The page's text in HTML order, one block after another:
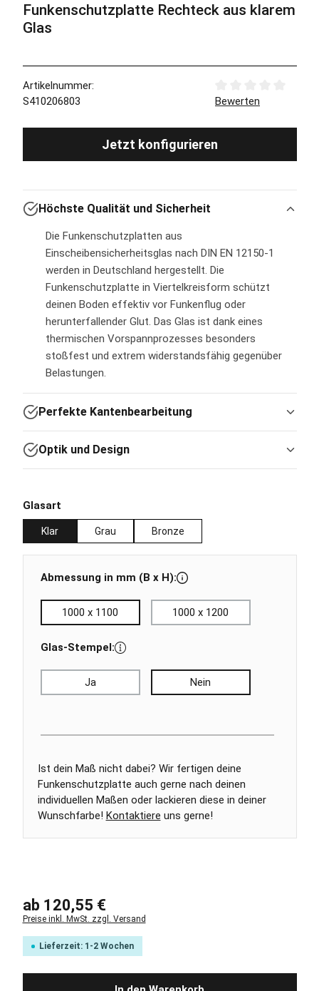
Funkenschutzplatte Rechteck aus klarem
Glas
Artikelnummer:
S410206803
Durchschnittliche
Bewerten
Jetzt konfigurieren
Höchste Qualität und Sicherheit
Die Funkenschutzplatten aus
Einscheibensicherheitsglas nach DIN EN 12150-1
werden in Deutschland hergestellt. Die
Funkenschutzplatte in Viertelkreisform schützt
deinen Boden effektiv vor Funkenflug oder
herunterfallender Glut. Das Glas ist dank eines
thermischen Vorspannprozesses besonders
stoßfest und extrem widerstandsfähig gegenüber
Belastungen.
Perfekte Kantenbearbeitung
Optik und Design
Regulärer Preis:
ab 120,55 €
Preise inkl. MwSt. zzgl. Versand
Lieferzeit: 1-2 Wochen
Glasartauswählen
Klar Grau Bronze
Abmessung in mm (B x H):
1000 x 1100 1000 x 1200
Glas-Stempel:
Ja Nein
Ist dein Maß nicht dabei? Wir fertigen deine
Funkenschutzplatte auch gerne nach deinen
individuellen Maßen oder lackieren diese in deiner
Wunschfarbe! Kontaktiere uns gerne!